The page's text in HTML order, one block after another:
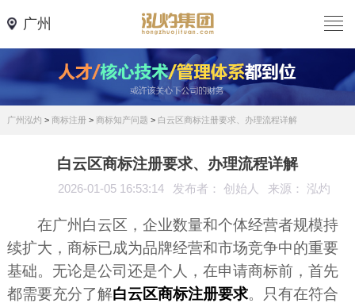
广州
广州泓灼 > 商标注册> 商标知产问题 > 白云区商标注册要求、办理流程详解
白云区商标注册要求、办理流程详解
2026-01-05 16:53:14 发布者： 创始人 来源： 泓灼
在广州白云区，企业数量和个体经营者规模持
续扩大，商标已成为品牌经营和市场竞争中的重要
基础。无论是公司还是个人，在申请商标前，首先
都需要充分了解白云区商标注册要求。只有在符合